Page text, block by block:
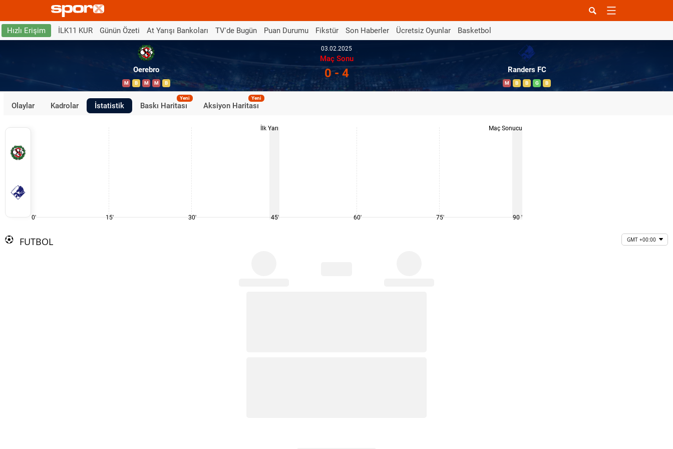
Hızlı Erişim İLK11 KUR Günün Özeti At Yarışı Bankoları TV'de Bugün Puan Durumu Fikstür Son Haberler Ücretsiz Oyunlar Basketbol
Oerebro
M B M M B
03.02.2025
Maç Sonu
0 - 4 Randers FC
M B B G B
Olaylar Kadrolar İstatistik Baskı Haritası
Yeni
Aksiyon Haritası
Yeni
0' 15' 30'
İlk Yarı
45' 60' 75'
Maç Sonucu
90 '
FUTBOL GMT +00:00